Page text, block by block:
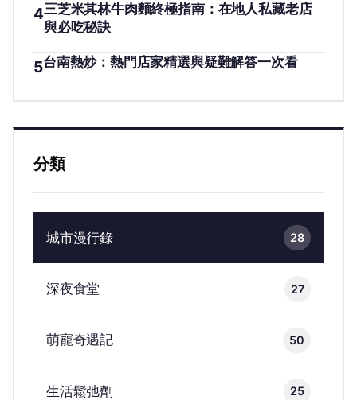
4三芝米其林牛肉麵終極指南：在地人私藏老店
與必吃秘訣
5台南熱炒：熱門店家精選與疑難解答一次看
分類
城市漫行錄 28
深夜食堂 27
萌寵奇遇記 50
生活鬆弛劑 25